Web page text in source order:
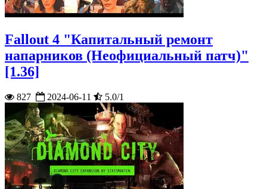
Fallout 4 "Капитальный ремонт
напарников (Неофициальный патч)"
[1.36]
827 2024-06-11 5.0/1